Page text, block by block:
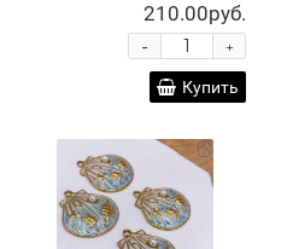
210.00руб.
+
-
Купить